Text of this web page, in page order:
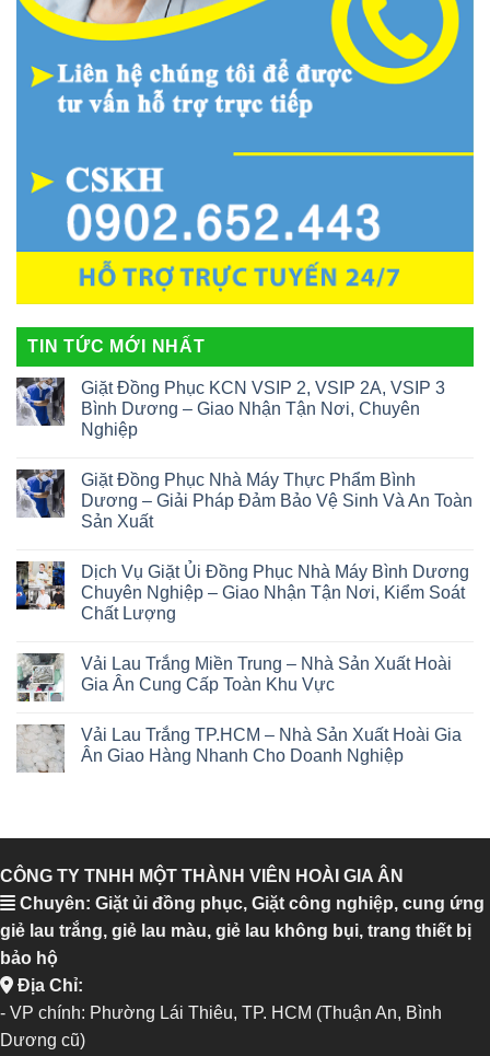
TIN TỨC MỚI NHẤT
Giặt Đồng Phục KCN VSIP 2, VSIP 2A, VSIP 3
Bình Dương – Giao Nhận Tận Nơi, Chuyên
Nghiệp
Giặt Đồng Phục Nhà Máy Thực Phẩm Bình
Dương – Giải Pháp Đảm Bảo Vệ Sinh Và An Toàn
Sản Xuất
Dịch Vụ Giặt Ủi Đồng Phục Nhà Máy Bình Dương
Chuyên Nghiệp – Giao Nhận Tận Nơi, Kiểm Soát
Chất Lượng
Vải Lau Trắng Miền Trung – Nhà Sản Xuất Hoài
Gia Ân Cung Cấp Toàn Khu Vực
Vải Lau Trắng TP.HCM – Nhà Sản Xuất Hoài Gia
Ân Giao Hàng Nhanh Cho Doanh Nghiệp
CÔNG TY TNHH MỘT THÀNH VIÊN HOÀI GIA ÂN
Chuyên: Giặt ủi đồng phục, Giặt công nghiệp, cung ứng
giẻ lau trắng, giẻ lau màu, giẻ lau không bụi, trang thiết bị
bảo hộ
Địa Chỉ:
- VP chính: Phường Lái Thiêu, TP. HCM (Thuận An, Bình
Dương cũ)